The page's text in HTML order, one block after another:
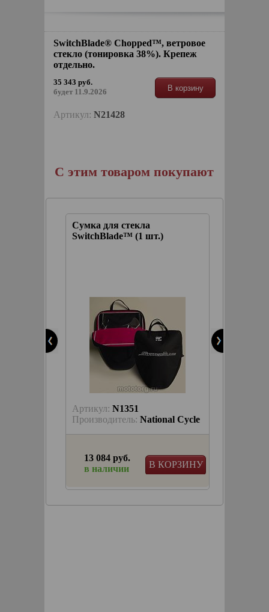
SwitchBlade® Chopped™, ветровое
стекло (тонировка 38%). Крепеж
отдельно.
35 343 руб.
будет 11.9.2026
В корзину
Артикул: N21428
С этим товаром покупают
Сумка для стекла
SwitchBlade™ (1 шт.)
Артикул: N1351
Производитель: National Cycle
В КОРЗИНУ
13 084 руб.
в наличии